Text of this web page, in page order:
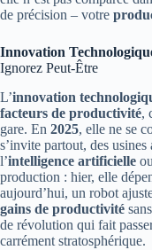
de précision – votre
Innovation
Ignorez Peut-Être
L’innovation
facteurs de productivité,
gare. En 2025, elle ne se
s’invite partout, des
l’intelligence artificielle
production : hier, elle
aujourd’hui, un robot
gains de productivité
de révolution qui fait
carrément stratosphérique.